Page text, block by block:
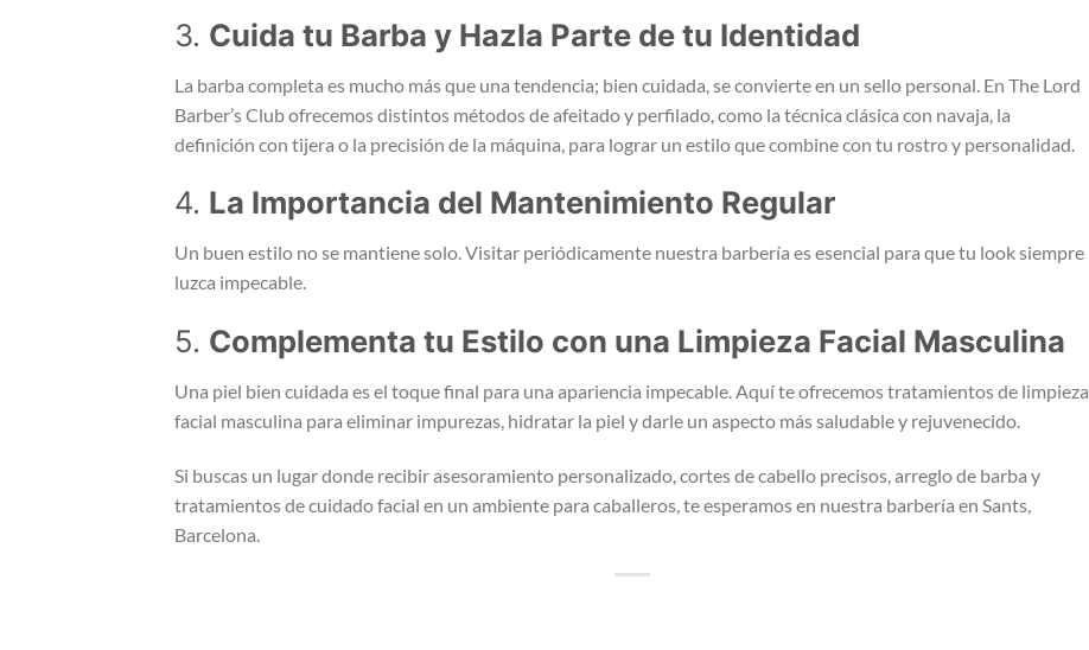
3. Cuida tu Barba y Hazla Parte de tu Identidad
La barba completa es mucho más que una tendencia; bien cuidada, se convierte en un sello personal. En The Lord
Barber’s Club ofrecemos distintos métodos de afeitado y perfilado, como la técnica clásica con navaja, la
definición con tijera o la precisión de la máquina, para lograr un estilo que combine con tu rostro y personalidad.
4. La Importancia del Mantenimiento Regular
Un buen estilo no se mantiene solo. Visitar periódicamente nuestra barbería es esencial para que tu look siempre
luzca impecable.
5. Complementa tu Estilo con una Limpieza Facial Masculina
Una piel bien cuidada es el toque final para una apariencia impecable. Aquí te ofrecemos tratamientos de limpieza
facial masculina para eliminar impurezas, hidratar la piel y darle un aspecto más saludable y rejuvenecido.
Si buscas un lugar donde recibir asesoramiento personalizado, cortes de cabello precisos, arreglo de barba y
tratamientos de cuidado facial en un ambiente para caballeros, te esperamos en nuestra barbería en Sants,
Barcelona.